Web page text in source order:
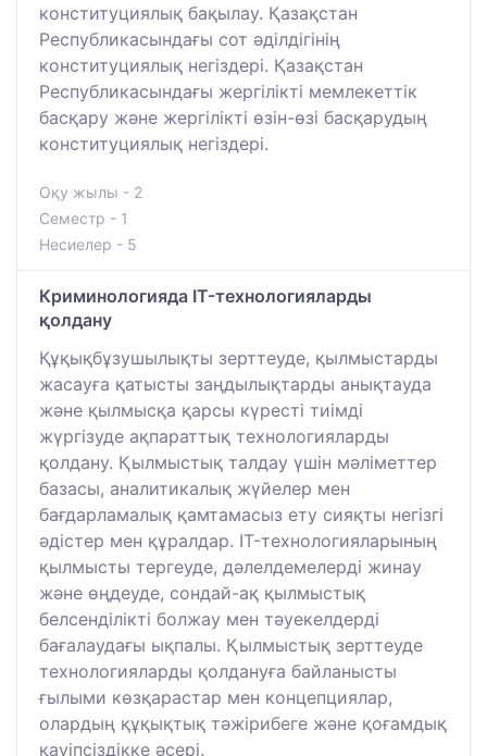
конституциялық бақылау. Қазақстан
Республикасындағы сот әділдігінің
конституциялық негіздері. Қазақстан
Республикасындағы жергілікті мемлекеттік
басқару және жергілікті өзін-өзі басқарудың
конституциялық негіздері.
Оқу жылы - 2
Семестр - 1
Несиелер - 5
Криминологияда IT-технологияларды
қолдану
Құқықбұзушылықты зерттеуде, қылмыстарды
жасауға қатысты заңдылықтарды анықтауда
және қылмысқа қарсы күресті тиімді
жүргізуде ақпараттық технологияларды
қолдану. Қылмыстық талдау үшін мәліметтер
базасы, аналитикалық жүйелер мен
бағдарламалық қамтамасыз ету сияқты негізгі
әдістер мен құралдар. IT-технологияларының
қылмысты тергеуде, дәлелдемелерді жинау
және өңдеуде, сондай-ақ қылмыстық
белсенділікті болжау мен тәуекелдерді
бағалаудағы ықпалы. Қылмыстық зерттеуде
технологияларды қолдануға байланысты
ғылыми көзқарастар мен концепциялар,
олардың құқықтық тәжірибеге және қоғамдық
қауіпсіздікке әсері.